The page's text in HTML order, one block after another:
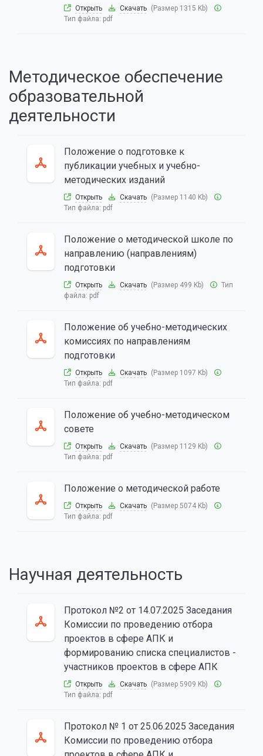
Открыть Скачать (Размер 1315 Kb)
Тип файла: pdf
Методическое обеспечение
образовательной
деятельности
Положение о подготовке к
публикации учебных и учебно-
методических изданий
Открыть Скачать (Размер 1140 Kb)
Тип файла: pdf
Положение о методической школе по
направлению (направлениям)
подготовки
Открыть Скачать (Размер 499 Kb)
Тип
файла: pdf
Положение об учебно-методических
комиссиях по направлениям
подготовки
Открыть Скачать (Размер 1097 Kb)
Тип файла: pdf
Положение об учебно-методическом
совете
Открыть Скачать (Размер 1129 Kb)
Тип файла: pdf
Положение о методической работе
Открыть Скачать (Размер 5074 Kb)
Тип файла: pdf
Научная деятельность
Протокол №2 от 14.07.2025 Заседания
Комиссии по проведению отбора
проектов в сфере АПК и
формированию списка специалистов -
участников проектов в сфере АПК
Открыть Скачать (Размер 5909 Kb)
Тип файла: pdf
Протокол № 1 от 25.06.2025 Заседания
Комиссии по проведению отбора